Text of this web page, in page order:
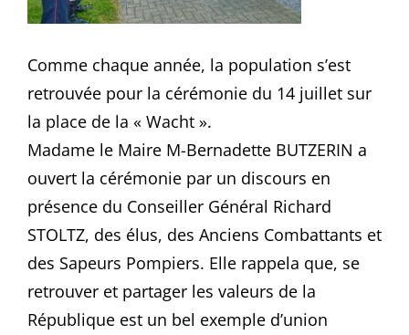
Comme chaque année, la population s’est
retrouvée pour la cérémonie du 14 juillet sur
la place de la « Wacht ».
Madame le Maire M-Bernadette BUTZERIN a
ouvert la cérémonie par un discours en
présence du Conseiller Général Richard
STOLTZ, des élus, des Anciens Combattants et
des Sapeurs Pompiers. Elle rappela que, se
retrouver et partager les valeurs de la
République est un bel exemple d’union